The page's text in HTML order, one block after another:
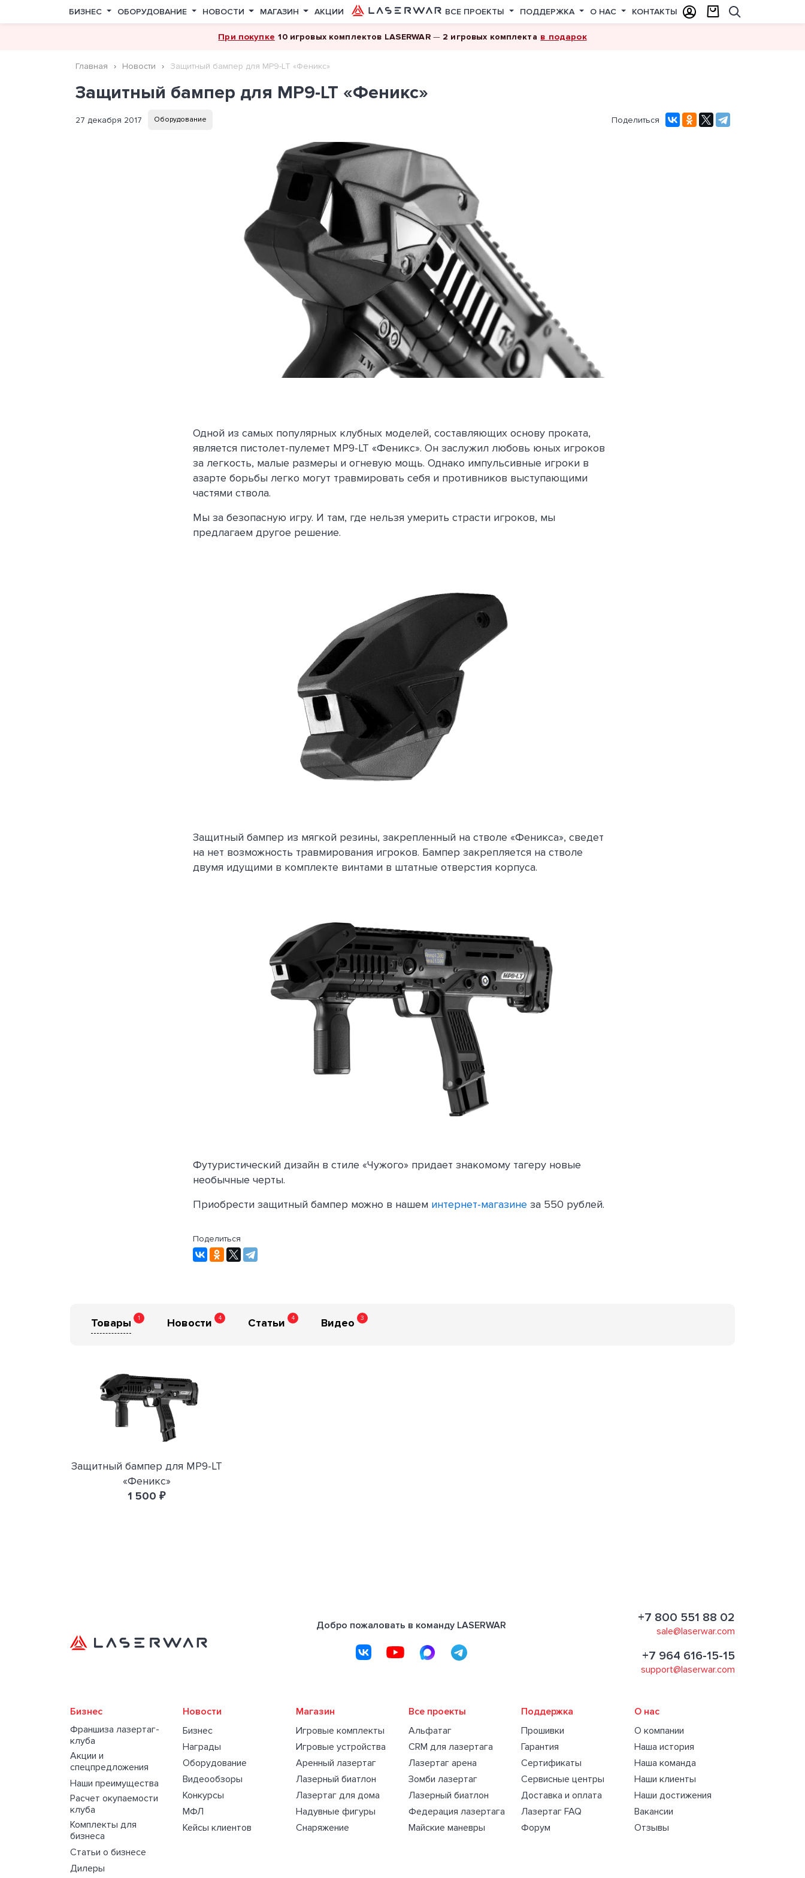
БИЗНЕС ОБОРУДОВАНИЕ НОВОСТИ МАГАЗИН АКЦИИ ВСЕ ПРОЕКТЫ ПОДДЕРЖКА О НАС КОНТАКТЫ
При покупке 10 игровых комплектов LASERWAR— 2 игровых комплекта в подарок
Главная Новости Защитный бампер для MP9-LT «Феникс»
Защитный бампер для MP9-LT «Феникс»
27 декабря 2017 Оборудование Поделиться
Одной из самых популярных клубных моделей, составляющих основу проката,
является пистолет-пулемет MP9-LT «Феникс». Он заслужил любовь юных игроков
за легкость, малые размеры и огневую мощь. Однако импульсивные игроки в
азарте борьбы легко могут травмировать себя и противников выступающими
частями ствола.
Мы за безопасную игру. И там, где нельзя умерить страсти игроков, мы
предлагаем другое решение.
Защитный бампер из мягкой резины, закрепленный на стволе «Феникса», сведет
на нет возможность травмирования игроков. Бампер закрепляется на стволе
двумя идущими в комплекте винтами в штатные отверстия корпуса.
Футуристический дизайн в стиле «Чужого» придает знакомому тагеру новые
необычные черты.
Приобрести защитный бампер можно в нашем интернет-магазине за 550 рублей.
Поделиться
Товары 1 Новости 4 Статьи 4 Видео 3
Защитный бампер для MP9-LT
«Феникс»
1 500 ₽
Добро пожаловать в команду LASERWAR
+7 800 551 88 02
sale@laserwar.com
+7 964 616-15-15
support@laserwar.com
Бизнес
Франшиза лазертаг-
клуба
Акции и
спецпредложения
Наши преимущества
Расчет окупаемости
клуба
Комплекты для
бизнеса
Статьи о бизнесе
Дилеры
Новости
Бизнес
Награды
Оборудование
Видеообзоры
Конкурсы
МФЛ
Кейсы клиентов
Магазин
Игровые комплекты
Игровые устройства
Аренный лазертаг
Лазерный биатлон
Лазертаг для дома
Надувные фигуры
Снаряжение
Все проекты
Альфатаг
CRM для лазертага
Лазертаг арена
Зомби лазертаг
Лазерный биатлон
Федерация лазертага
Майские маневры
Поддержка
Прошивки
Гарантия
Сертификаты
Сервисные центры
Доставка и оплата
Лазертаг FAQ
Форум
О нас
О компании
Наша история
Наша команда
Наши клиенты
Наши достижения
Вакансии
Отзывы